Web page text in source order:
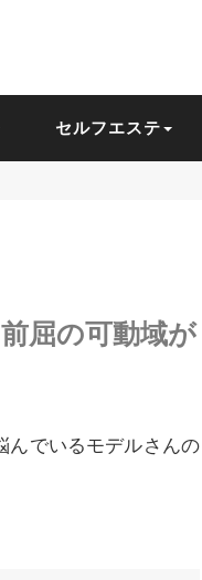
セルフエステ
屈の可動域が
んでいるモデルさんの